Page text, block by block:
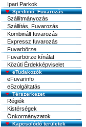
Ipari Parkok
Spedició, Fuvarozás
Szállítmányozás
Szállítás, Fuvarozás
Kombinált fuvarozás
Expressz fuvarozás
Fuvarbörze
Fuvarbörze kínálat
Közúti Érdekképviselet
eTudakozók
eFuvarinfo
eSzolgáltatás
Térszerkezet
Régiók
Kistérségek
Önkormányzatok
Kapcsolódó területek